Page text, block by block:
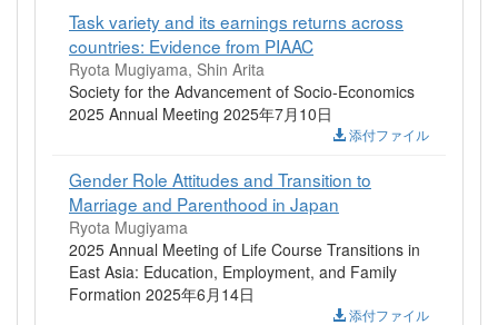
Task variety and its earnings returns across
countries: Evidence from PIAAC
Ryota Mugiyama, Shin Arita
Society for the Advancement of Socio-Economics
2025 Annual Meeting 2025年7月10日
添付ファイル
Gender Role Attitudes and Transition to
Marriage and Parenthood in Japan
Ryota Mugiyama
2025 Annual Meeting of Life Course Transitions in
East Asia: Education, Employment, and Family
Formation 2025年6月14日
添付ファイル